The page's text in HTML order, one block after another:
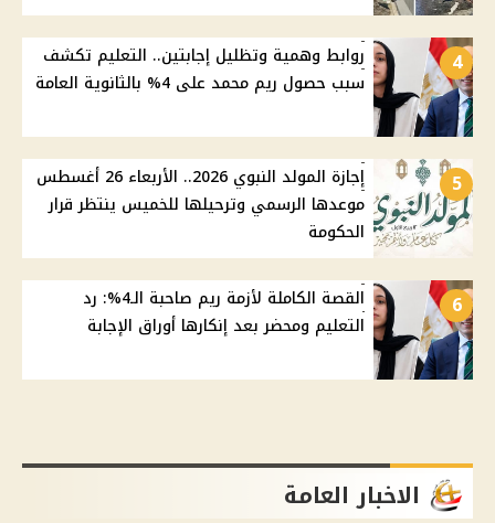
4
روابط وهمية وتظليل إجابتين.. التعليم تكشف
سبب حصول ريم محمد على 4% بالثانوية العامة
5
إجازة المولد النبوي 2026.. الأربعاء 26 أغسطس
موعدها الرسمي وترحيلها للخميس ينتظر قرار
الحكومة
6
القصة الكاملة لأزمة ريم صاحبة الـ4%: رد
التعليم ومحضر بعد إنكارها أوراق الإجابة
الاخبار العامة